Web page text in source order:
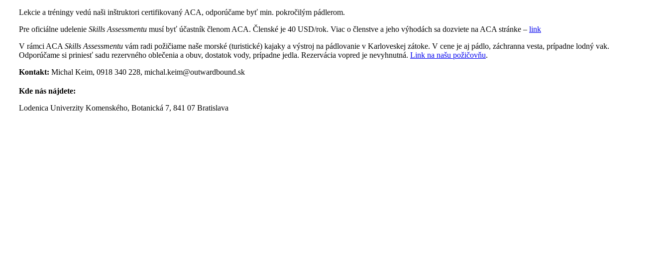
Lekcie a tréningy vedú naši inštruktori certifikovaný ACA, odporúčame byť min. pokročilým pádlerom.
Pre oficiálne udelenie Skills Assessmentu musí byť účastník členom ACA. Členské je 40 USD/rok. Viac o členstve a jeho výhodách sa dozviete na ACA stránke – link
V rámci ACA Skills Assessmentu vám radi požičiame naše morské (turistické) kajaky a výstroj na pádlovanie v Karloveskej zátoke. V cene je aj pádlo, záchranna vesta, prípadne lodný vak.
Odporúčame si priniesť sadu rezervného oblečenia a obuv, dostatok vody, prípadne jedla. Rezervácia vopred je nevyhnutná. Link na našu požičovňu.
Kontakt: Michal Keim, 0918 340 228, michal.keim@outwardbound.sk
Kde nás nájdete:
Lodenica Univerzity Komenského, Botanická 7, 841 07 Bratislava